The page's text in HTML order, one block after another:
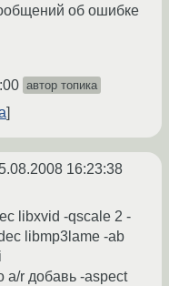
об ошибке
автор топика
16:23:38
libxvid -qscale 2 -
libmp3lame -ab
a/r добавь -aspect